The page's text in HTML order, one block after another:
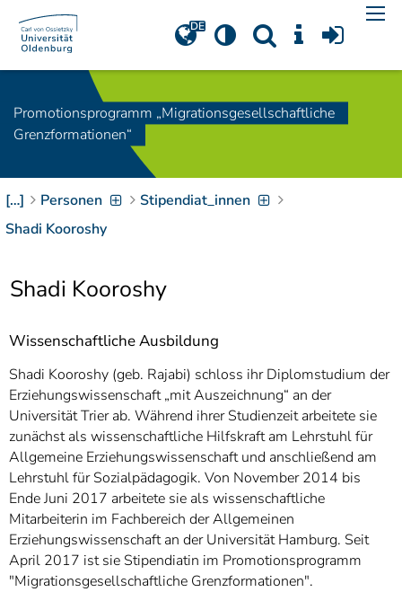
Navigation[Access-Key 1
Choose other language
[
]
Zum Inhalt springen
Zur Suche springen
[Access-Key 4]
Zur Hauptnavigation
Zielgruppennavigation
springen
Zur
Brotkrumennavigation
springen [Access-Key
7]
Informationen zur
Barrierefreiheit
Promotionsprogramm „Migrationsgesellschaftliche
Grenzformationen“
[…] Personen
Stipendiat_innen
Shadi Kooroshy
Shadi Kooroshy
Wissenschaftliche Ausbildung
Shadi Kooroshy (geb. Rajabi) schloss ihr Diplomstudium der
Erziehungswissenschaft „mit Auszeichnung“ an der
Universität Trier ab. Während ihrer Studienzeit arbeitete sie
zunächst als wissenschaftliche Hilfskraft am Lehrstuhl für
Allgemeine Erziehungswissenschaft und anschließend am
Lehrstuhl für Sozialpädagogik. Von November 2014 bis
Ende Juni 2017 arbeitete sie als wissenschaftliche
Mitarbeiterin im Fachbereich der Allgemeinen
Erziehungswissenschaft an der Universität Hamburg. Seit
April 2017 ist sie Stipendiatin im Promotionsprogramm
"Migrationsgesellschaftliche Grenzformationen".